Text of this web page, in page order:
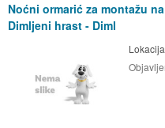
Noćni ormarić za montažu
Dimljeni hrast - Diml